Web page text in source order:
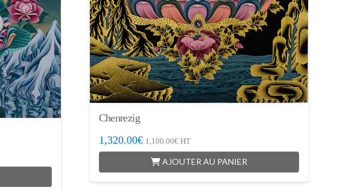
Chenrezig
1,320.00€ 1,100.00€HT
AJOUTER AU PANIER